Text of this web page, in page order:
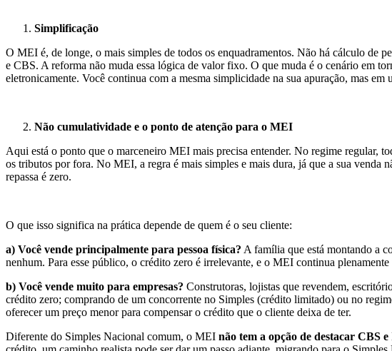
Simplificação
O MEI é, de longe, o mais simples de todos os enquadramentos. Não há cálculo de
e CBS. A reforma não muda essa lógica de valor fixo. O que muda é o cenário em
eletronicamente. Você continua com a mesma simplicidade na sua apuração, mas
Não cumulatividade e o ponto de atenção para o MEI
Aqui está o ponto que o marceneiro MEI mais precisa entender. No regime regular,
os tributos por fora. No MEI, a regra é mais simples e mais dura, já que a sua
repassa é zero.
O que isso significa na prática depende de quem é o seu cliente:
a) Você vende principalmente para pessoa física? A família que está montando a
nenhum. Para esse público, o crédito zero é irrelevante, e o MEI continua
b) Você vende muito para empresas? Construtoras, lojistas que revendem,
crédito zero; comprando de um concorrente no Simples (crédito limitado) ou no
oferecer um preço menor para compensar o crédito que o cliente deixa de ter.
Diferente do Simples Nacional comum, o MEI não tem a opção de destacar CBS